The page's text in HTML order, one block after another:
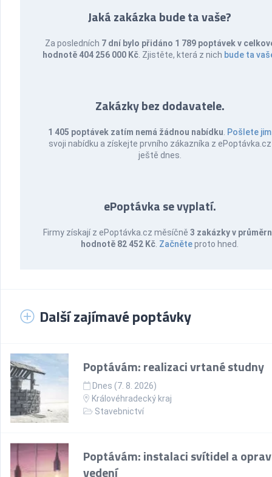
Jaká zakázka bude ta vaše?
Za posledních 7 dní bylo přidáno 1 789 poptávek v
hodnotě 404 256 000 Kč . Zjistěte, která z nich bude ta
Zakázky bez dodavatele.
1 405 poptávek zatím nemá žádnou nabídku Pošlete jim
svoji nabídku a získejte prvního zákazníka z ePoptávka.cz
ještě dnes.
ePoptávka se vyplatí.
Firmy získají z ePoptávka.cz měsíčně 3 zakázky v
hodnotě 82 452 Kč Začněteproto hned.
Další zajímavé poptávky
Poptávám: realizaci vrtané studny
Dnes (7. 8. 2026)
Královéhradecký kraj
Stavebnictví
Poptávám: instalaci svítidel a
vedení